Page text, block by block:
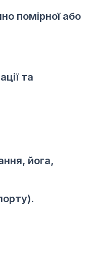
помірної або
та
йога,